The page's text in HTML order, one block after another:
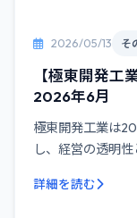
2026/05/13 そ
【極東開発工
2026年6月
極東開発工業は
し、経営の透明性
詳細を読む